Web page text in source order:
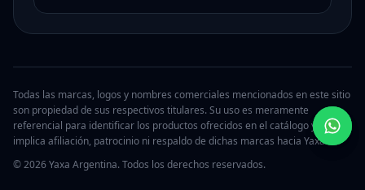
Todas las marcas, logos y nombres comerciales mencionados en este sitio
son propiedad de sus respectivos titulares. Su uso es meramente
referencial para identificar los productos ofrecidos en el catálogo y no
implica afiliación, patrocinio ni respaldo de dichas marcas hacia Yaxa.
© 2026 Yaxa Argentina. Todos los derechos reservados.